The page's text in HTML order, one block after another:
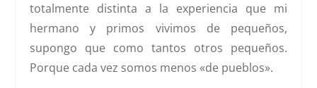
totalmente distinta a la experiencia que mi
hermano y primos vivimos de pequeños,
supongo que como tantos otros pequeños.
Porque cada vez somos menos «de pueblos».